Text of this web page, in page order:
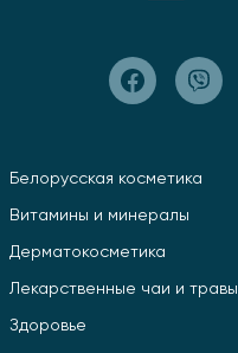
Белорусская косметика
Витамины и минералы
Дерматокосметика
Лекарственные чаи и травы
Здоровье